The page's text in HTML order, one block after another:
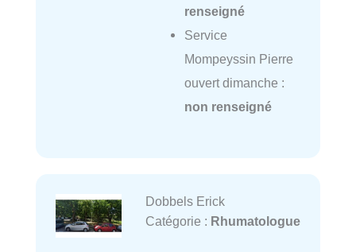
renseigné
Service
Mompeyssin Pierre
ouvert dimanche :
non renseigné
Dobbels Erick
Catégorie : Rhumatologue